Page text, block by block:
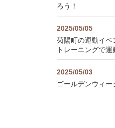
ろう！
2025/05/05
菊陽町の運動イベ
トレーニングで運
2025/05/03
ゴールデンウィー